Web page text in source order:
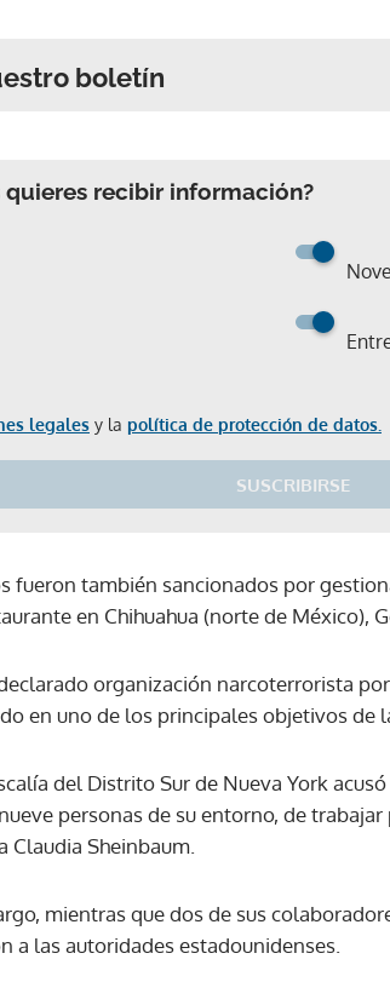
boletín
quieres recibir información?
legales y la política de protección de datos.
SUSCRIBIRSE
fueron también sancionados por
en Chihuahua (norte de México),
organización narcoterrorista
en uno de los principales objetivos de
del Distrito Sur de Nueva York
personas de su entorno, de
Sheinbaum.
mientras que dos de sus
a las autoridades estadounidenses.